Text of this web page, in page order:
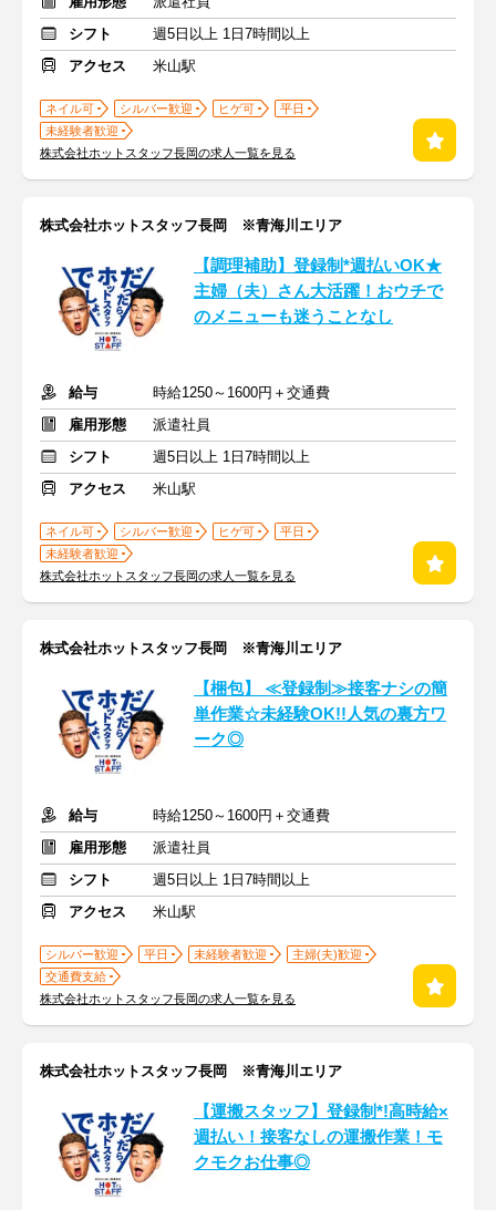
シフト
週5日以上 1日7時間以上
アクセス
米山駅
ネイル可 シルバー歓迎 ヒゲ可
平日
未経験者歓迎
株式会社ホットスタッフ長岡の求人一覧を見る
株式会社ホットスタッフ長岡 ※青海川エリア
【調理補助】登録制*週払いOK★
主婦（夫）さん大活躍！おウチで
のメニューも迷うことなし
給与
時給1250～1600円＋交通費
雇用形態
派遣社員
シフト
週5日以上 1日7時間以上
アクセス
米山駅
ネイル可 シルバー歓迎 ヒゲ可
平日
未経験者歓迎
株式会社ホットスタッフ長岡の求人一覧を見る
株式会社ホットスタッフ長岡 ※青海川エリア
【梱包】 ≪登録制≫接客ナシの簡
単作業☆未経験OK!!人気の裏方ワ
ーク◎
給与
時給1250～1600円＋交通費
雇用形態
派遣社員
シフト
週5日以上 1日7時間以上
アクセス
米山駅
シルバー歓迎 平日 未経験者歓迎
主婦(夫)歓迎
交通費支給
株式会社ホットスタッフ長岡の求人一覧を見る
株式会社ホットスタッフ長岡 ※青海川エリア
【運搬スタッフ】登録制*!高時給×
週払い！接客なしの運搬作業！モ
クモクお仕事◎